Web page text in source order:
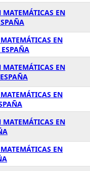
EN
EN
EN
EN
EN
EN